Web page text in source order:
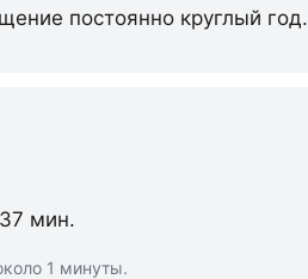
постоянно круглый год.
мин.
1 минуты.